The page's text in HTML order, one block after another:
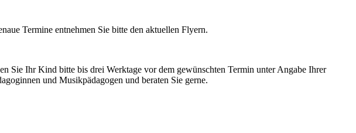
Termine entnehmen Sie bitte den aktuellen Flyern.
Sie Ihr Kind bitte bis drei Werktage vor dem gewünschten Termin unter Angabe Ihrer
und Musikpädagogen und beraten Sie gerne.